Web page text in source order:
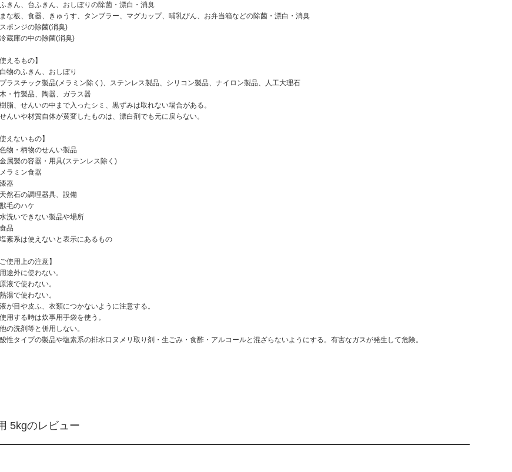
ふきん、台ふきん、おしぼりの除菌・漂白・消臭
まな板、食器、きゅうす、タンブラー、マグカップ、哺乳びん、お弁当箱などの除菌・漂白・消臭
スポンジの除菌(消臭)
冷蔵庫の中の除菌(消臭)
使えるもの】
白物のふきん、おしぼり
プラスチック製品(メラミン除く)、ステンレス製品、シリコン製品、ナイロン製品、人工大理石
木・竹製品、陶器、ガラス器
脂、せんいの中まで入ったシミ、黒ずみは取れない場合がある。
んいや材質自体が黄変したものは、漂白剤でも元に戻らない。
使えないもの】
色物・柄物のせんい製品
金属製の容器・用具(ステンレス除く)
メラミン食器
漆器
天然石の調理器具、設備
獣毛のハケ
水洗いできない製品や場所
品
塩素系は使えないと表示にあるもの
ご使用上の注意】
用途外に使わない。
原液で使わない。
熱湯で使わない。
液が目や皮ふ、衣類につかないように注意する。
使用する時は炊事用手袋を使う。
他の洗剤等と併用しない。
酸性タイプの製品や塩素系の排水口ヌメリ取り剤・生ごみ・食酢・アルコールと混ざらないようにする。有害なガスが発生して危険。
5kgのレビュー